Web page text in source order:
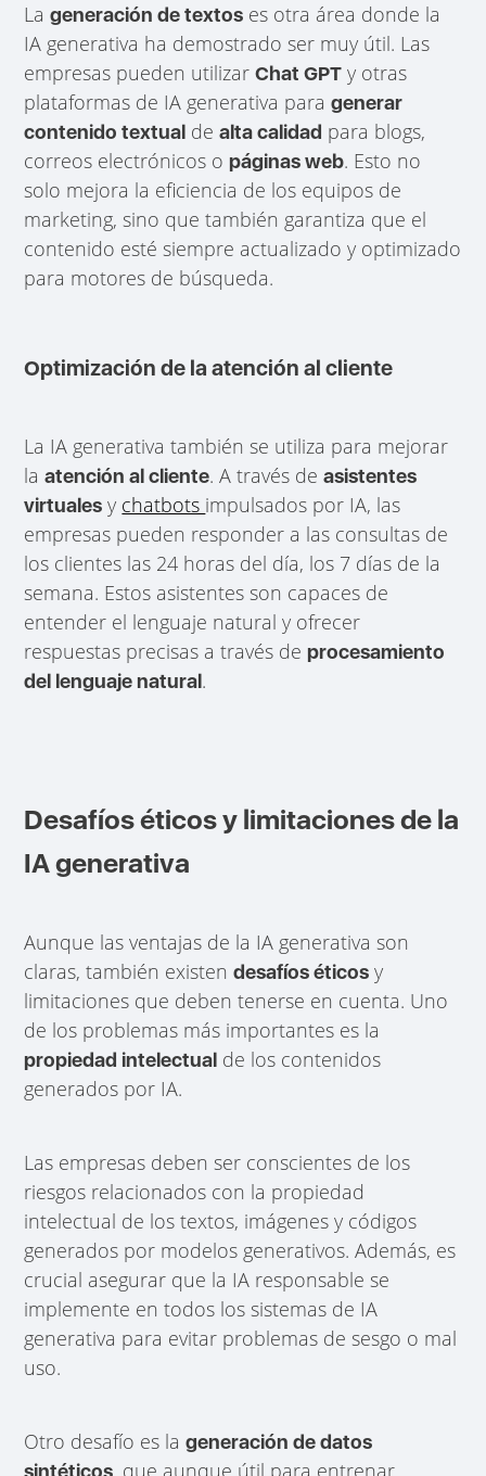
Lageneración de textos es otra área donde la
IA generativa ha demostrado ser muy útil. Las
empresas pueden utilizarChat GPT y otras
plataformas de IA generativa paragenerar
contenido textual dealta calidad para blogs,
correos electrónicos opáginas web. Esto no
solo mejora la eficiencia de los equipos de
marketing, sino que también garantiza que el
contenido esté siempre actualizado y optimizado
para motores de búsqueda.
Optimización de la atención al cliente
La IA generativa también se utiliza para mejorar
laatención al cliente. A través deasistentes
virtuales y chatbots impulsados por IA, las
empresas pueden responder a las consultas de
los clientes las 24 horas del día, los 7 días de la
semana. Estos asistentes son capaces de
entender el lenguaje natural y ofrecer
respuestas precisas a través deprocesamiento
del lenguaje natural.
Desafíos éticos y limitaciones de la
IA generativa
Aunque las ventajas de la IA generativa son
claras, también existendesafíos éticos y
limitaciones que deben tenerse en cuenta. Uno
de los problemas más importantes es la
propiedad intelectual de los contenidos
generados por IA.
Las empresas deben ser conscientes de los
riesgos relacionados con la propiedad
intelectual de los textos, imágenes y códigos
generados por modelos generativos. Además, es
crucial asegurar que la IA responsable se
implemente en todos los sistemas de IA
generativa para evitar problemas de sesgo o mal
uso.
Otro desafío es lageneración de datos
sintéticos , que aunque útil para entrenar